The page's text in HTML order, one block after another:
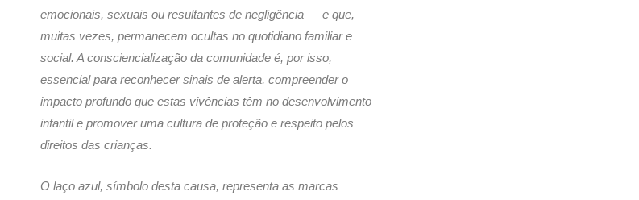
emocionais, sexuais ou resultantes de negligência — e que,
muitas vezes, permanecem ocultas no quotidiano familiar e
social. A consciencialização da comunidade é, por isso,
essencial para reconhecer sinais de alerta, compreender o
impacto profundo que estas vivências têm no desenvolvimento
infantil e promover uma cultura de proteção e respeito pelos
direitos das crianças.
O laço azul, símbolo desta causa, representa as marcas